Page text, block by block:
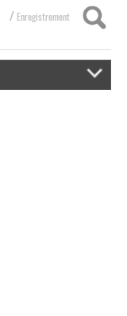
/ Enregistrement